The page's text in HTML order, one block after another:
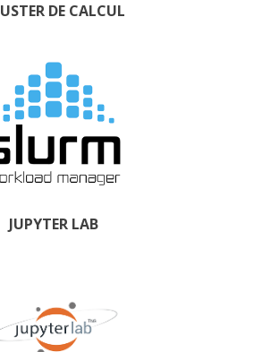
DE CALCUL
JUPYTER LAB